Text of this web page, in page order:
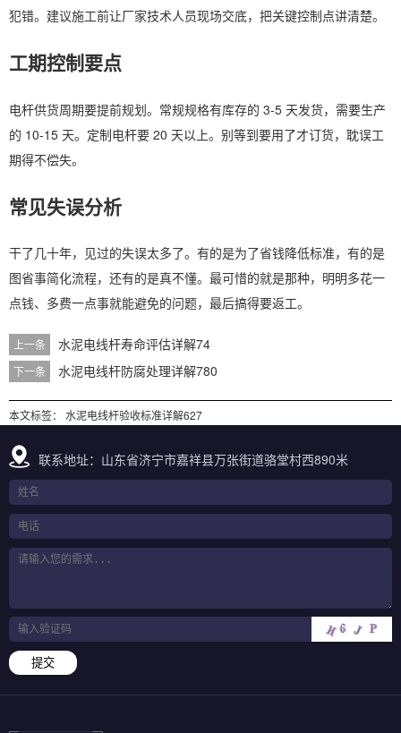
犯错。建议施工前让厂家技术人员现场交底，把关键控制点讲清楚。
工期控制要点
电杆供货周期要提前规划。常规规格有库存的 3-5 天发货，需要生产
的 10-15 天。定制电杆要 20 天以上。别等到要用了才订货，耽误工
期得不偿失。
常见失误分析
干了几十年，见过的失误太多了。有的是为了省钱降低标准，有的是
图省事简化流程，还有的是真不懂。最可惜的就是那种，明明多花一
点钱、多费一点事就能避免的问题，最后搞得要返工。
上一条 水泥电线杆寿命评估详解74
下一条 水泥电线杆防腐处理详解780
本文标签： 水泥电线杆验收标准详解627
联系地址：山东省济宁市嘉祥县万张街道骆堂村西890米
提交